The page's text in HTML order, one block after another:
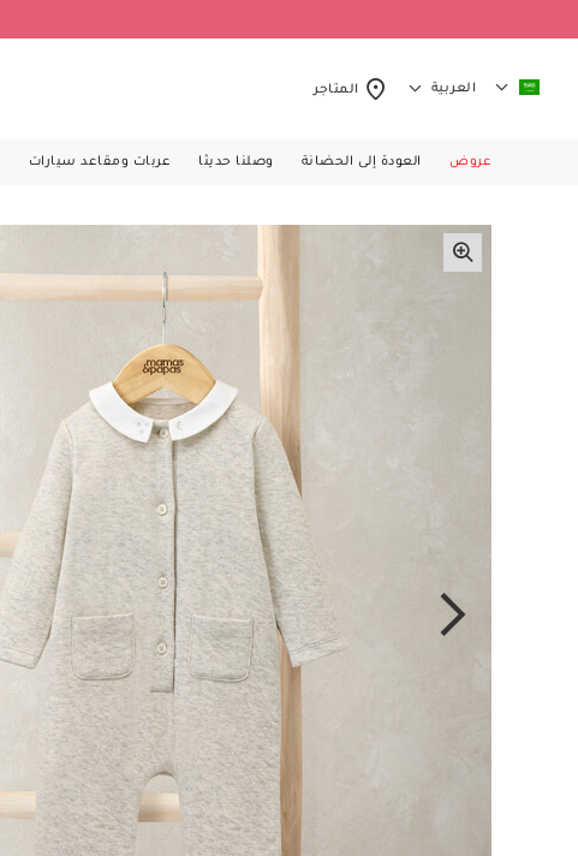
العربية المتاجر
عروض العودة إلى الحضانة وصلنا حديثا عربات ومقاعد سيارات